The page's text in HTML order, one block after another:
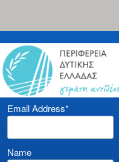
Email Address*
Name